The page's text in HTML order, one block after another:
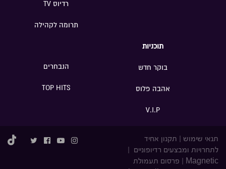
רדיוס TV
תרומה לקהילה
תוכניות
בוקר חדש
אהבה פלוס
V.I.P
הנבחרים
TOP HITS
תנאי שימוש
תקנון אחיד
לתחרויות ומבצעים רדיופוניים
Magnetic
פרסום תעמולת